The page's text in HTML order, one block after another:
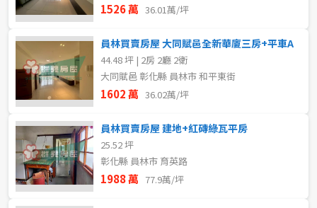
1526 萬 36.01萬/坪
員林買賣房屋 大同賦邑全新華廈三房+平車A
44.48 坪 | 2房 2廳 2衛
大同賦邑 彰化縣 員林市 和平東街
1602 萬 36.02萬/坪
員林買賣房屋 建地+紅磚綠瓦平房
25.52 坪
彰化縣 員林市 育英路
1988 萬 77.9萬/坪